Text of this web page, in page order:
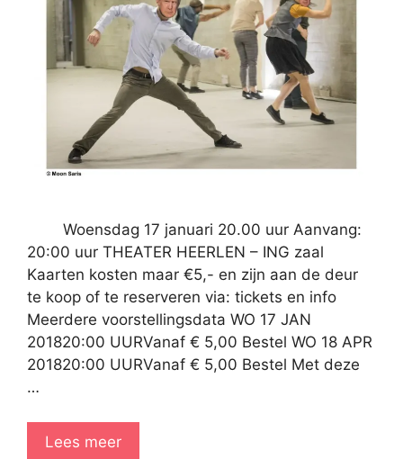
Woensdag 17 januari 20.00 uur Aanvang:
20:00 uur THEATER HEERLEN – ING zaal
Kaarten kosten maar €5,- en zijn aan de deur
te koop of te reserveren via: tickets en info
Meerdere voorstellingsdata WO 17 JAN
201820:00 UURVanaf € 5,00 Bestel WO 18 APR
201820:00 UURVanaf € 5,00 Bestel Met deze
…
Lees meer